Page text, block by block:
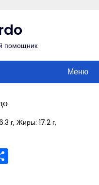
помощник
Меню
г, Жиры: 17.2 г,